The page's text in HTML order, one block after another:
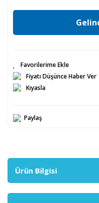
Fiyatı Düşünce Haber Ver
Kıyasla
Paylaş
Ürün Bilgisi